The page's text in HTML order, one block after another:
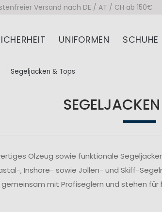
Versand nach DE / AT / CH ab 150€
UNIFORMEN SCHUHE
Segeljacken & Tops
Ölzeug sowie funktionale
, Inshore- sowie Jollen- und Skiff-
mit Profiseglern und stehen